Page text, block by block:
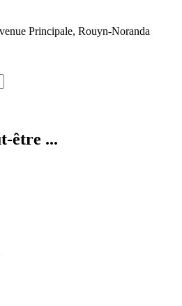
Principale, Rouyn-Noranda
être ...